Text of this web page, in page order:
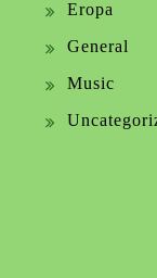
Eropa
General
Music